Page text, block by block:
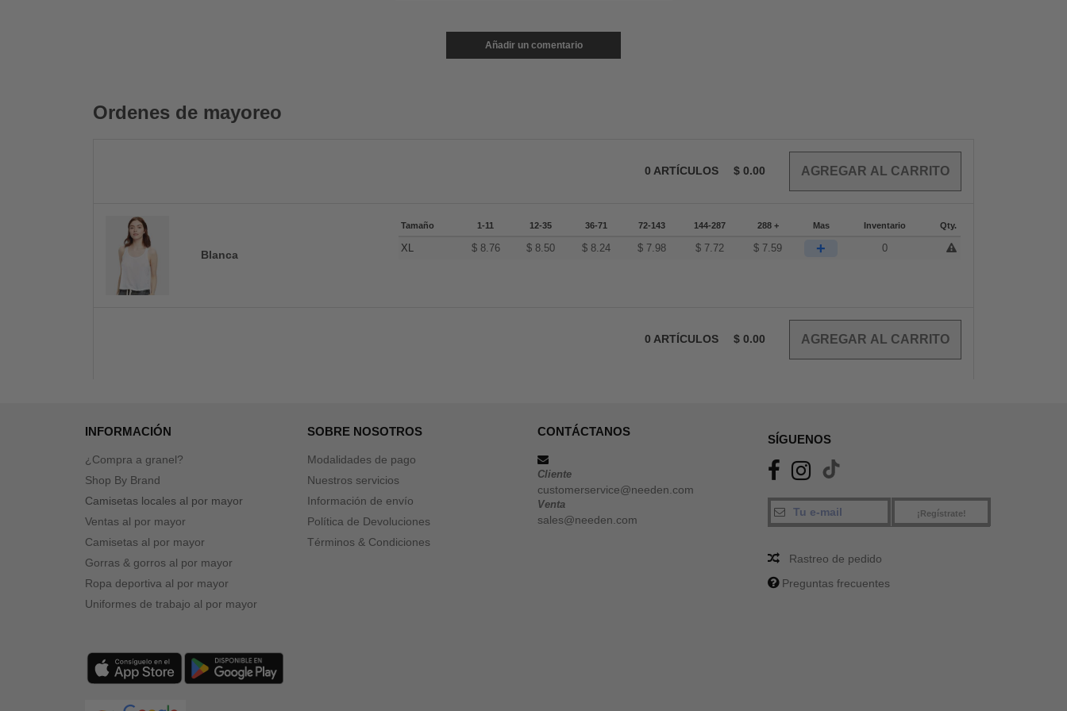
Añadir un comentario
Ordenes de mayoreo
0 ARTÍCULOS $ 0.00
Blanca
Tamaño 1-11 12-35 36-71 72-143 144-287 288 + Mas Inventario Qty.
XL $ 8.76 $8.50 $8.24 $ 7.98 $ 7.72 $ 7.59 + 0
0 ARTÍCULOS $ 0.00
INFORMACIÓN
¿Compra a granel?
Shop By Brand
Camisetas locales al por mayor
Ventas al por mayor
Camisetas al por mayor
Gorras & gorros al por mayor
Ropa deportiva al por mayor
Uniformes de trabajo al por mayor
SOBRE NOSOTROS
Modalidades de pago
Nuestros servicios
Información de envío
Política de Devoluciones
Términos & Condiciones
CONTÁCTANOS
Cliente
customerservice@needen.com
Venta
sales@needen.com
SÍGUENOS
¡Regístrate!
Rastreo de pedido
Preguntas frecuentes